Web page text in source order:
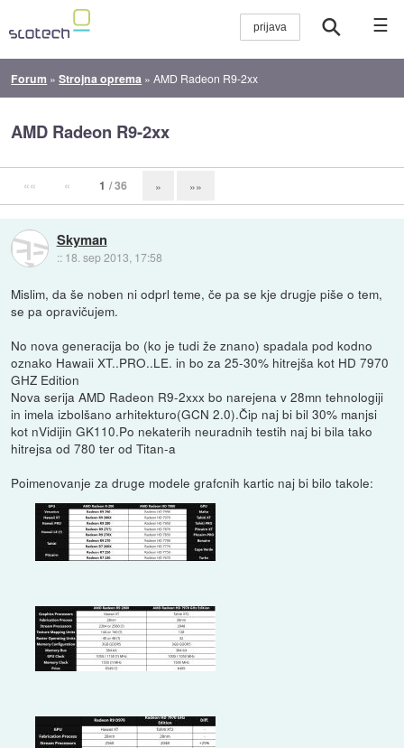
☰
Forum »Strojna oprema »AMD Radeon R9-2xx
AMD Radeon R9-2xx
«« « 1 / 36 » »»
Skyman
:: 18. sep 2013, 17:58
Mislim, da še noben ni odprl teme, če pa se kje drugje piše o tem,
se pa opravičujem.
No nova generacija bo (ko je tudi že znano) spadala pod kodno
oznako Hawaii XT..PRO..LE. in bo za 25-30% hitrejša kot HD 7970
GHZ Edition
Nova serija AMD Radeon R9-2xxx bo narejena v 28mn tehnologiji
in imela izbolšano arhitekturo(GCN 2.0).Čip naj bi bil 30% manjsi
kot nVidijin GK110.Po nekaterih neuradnih testih naj bi bila tako
hitrejsa od 780 ter od Titan-a
Poimenovanje za druge modele grafcnih kartic naj bi bilo takole: